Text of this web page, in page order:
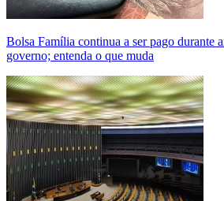
Bolsa Família continua a ser pago durante
governo; entenda o que muda